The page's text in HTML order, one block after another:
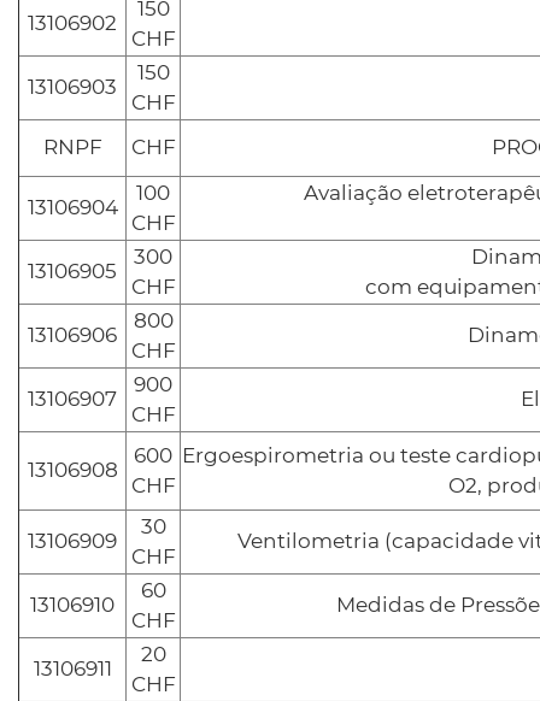
13106902
150
CHF
13106903
150
CHF
RNPF
CHF
13106904
100
CHF
Avaliação
13106905
300
CHF
com
13106906
800
CHF
13106907
900
CHF
13106908
600
CHF
Ergoespirometria ou teste
O2,
13106909
30
CHF
Ventilometria (capacidade
13106910
60
CHF
Medidas de
13106911
20
CHF